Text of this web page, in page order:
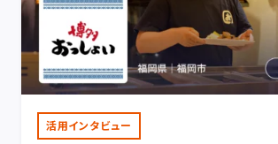
活用インタビュー